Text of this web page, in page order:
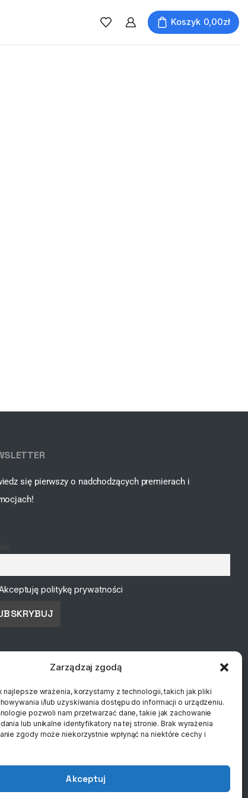
Zarządzaj zgodą
najlepsze wrażenia, korzystamy z technologii, takich jak pliki
i/lub uzyskiwania dostępu do informacji o urządzeniu.
pozwoli nam przetwarzać dane, takie jak zachowanie
lub unikalne identyfikatory na tej stronie. Brak wyrażenia
zgody może niekorzystnie wpłynąć na niektóre cechy i
Akceptuj
Koszyk 0,00zł
się pierwszy o nadchodzących premierach i
politykę prywatności